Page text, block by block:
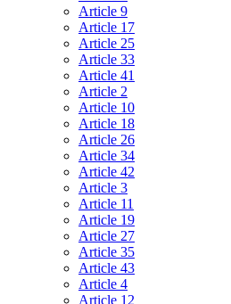
Article 9
Article 17
Article 25
Article 33
Article 41
Article 2
Article 10
Article 18
Article 26
Article 34
Article 42
Article 3
Article 11
Article 19
Article 27
Article 35
Article 43
Article 4
Article 12